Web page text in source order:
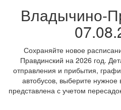
Владычино-
Сохраняйте новое
Правдинский на 2026 год.
отправления и прибытия,
автобусов, выберите
представлена с учетом